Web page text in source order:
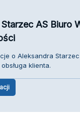
AS Biuro
o Aleksandra
klienta.